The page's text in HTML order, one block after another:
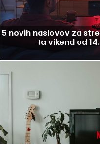
5 novih naslovov za
ta vikend od